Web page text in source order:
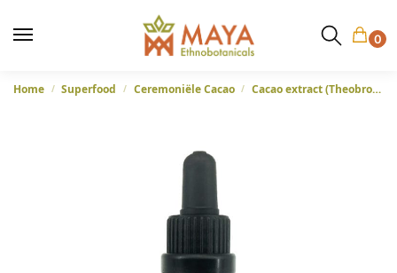
0
Home / Superfood / Ceremoniële Cacao / Cacao extract (Theobroma cacao) – Volledig spectrum uit Colombia, 10ml